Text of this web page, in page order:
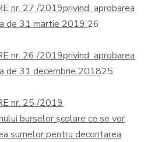
nr. 27 /2019privind aprobarea
de 31 martie 2019 26
nr. 26 /2019privind aprobarea
de 31 decembrie 201825
nr. 25 /2019
burselor școlare ce se vor
sumelor pentru decontarea